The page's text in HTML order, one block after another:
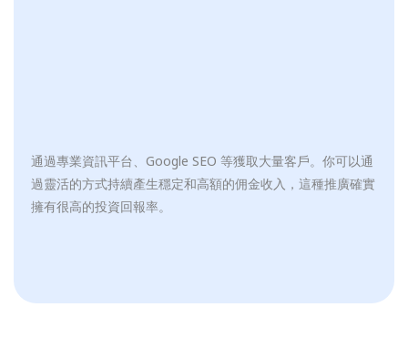
通過專業資訊平台、Google SEO 等獲取大量客戶。你可以通
過靈活的方式持續產生穩定和高額的佣金收入，這種推廣確實
擁有很高的投資回報率。